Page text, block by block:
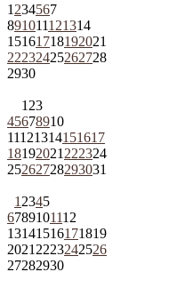
1 234567
891011121314
15161718192021
22232425262728
2930
1 23
45678910
11121314151617
18192021 222324
25262728293031
1 2345
6789101112
13141516171819
2021 2223242526
27282930